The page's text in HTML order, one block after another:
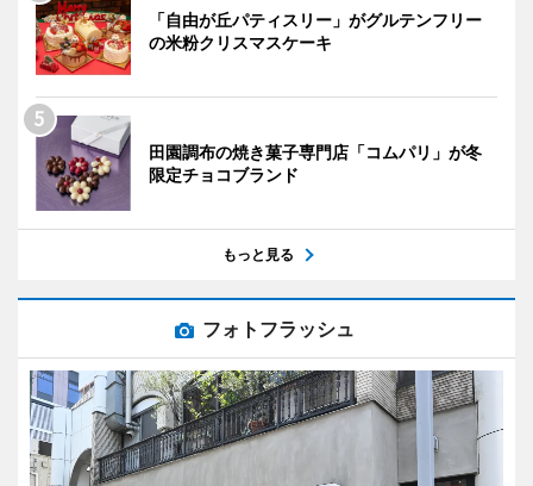
「自由が丘パティスリー」がグルテンフリー
の米粉クリスマスケーキ
田園調布の焼き菓子専門店「コムパリ」が冬
限定チョコブランド
もっと見る
フォトフラッシュ